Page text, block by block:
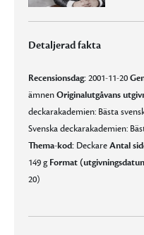
Detaljerad fakta
Recensionsdag:2001-11-20
ämnenOriginalutgåvans
deckarakademien: Bästa
Svenska deckarakademien:
Thema-kod: DeckareAntal
149 g Format
20)